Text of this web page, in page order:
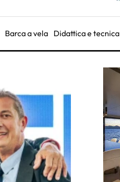
Barca a vela Didattica e tecnica